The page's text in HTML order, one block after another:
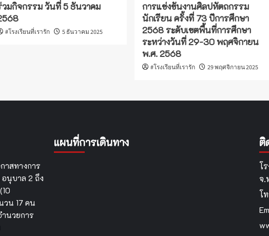
วมกิจกรรม วันที่ 5 ธันวาคม
#โรงเรียนที่เรารัก 5 ธันวาคม 2025
การแข่งขันงานศิลปหัตถกรรม
นักเรียน ครั้งที่ 73 ปีการศึกษา
2568 ระดับเขตพื้นที่การศึกษา
ระหว่างวันที่ 29-30 พฤศจิกายน
พ.ศ. 2568
#โรงเรียนที่เรารัก 29 พฤศจิกายน 2025
าสทางการ
นุบาล 2 ถึง
วน 17 คน
นวยการ
แผนที่การเดินทาง ติ
โ
จ.
โ